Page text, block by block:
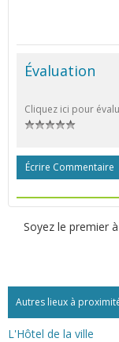
Évaluation
Cliquez ici pour
Écrire Commentaire
Soyez le premier
Autres lieux à
L'Hôtel de la ville